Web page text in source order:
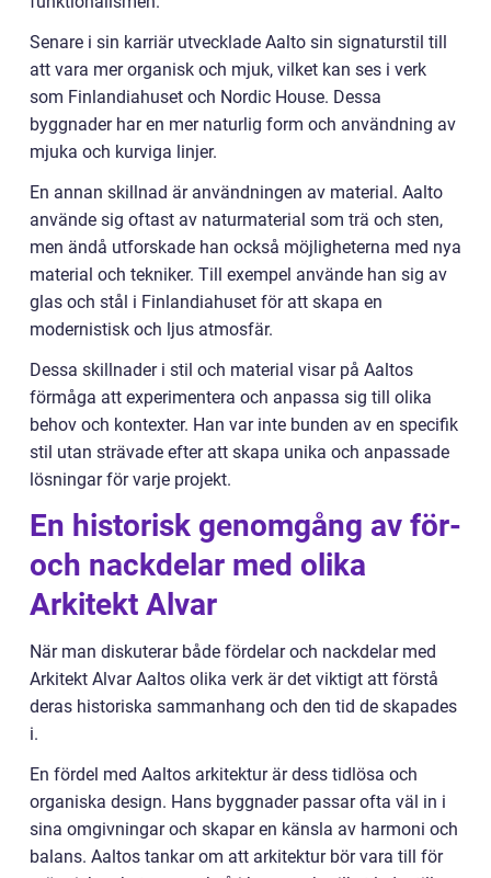
Senare i sin karriär utvecklade Aalto sin signaturstil till
att vara mer organisk och mjuk, vilket kan ses i verk
som Finlandiahuset och Nordic House. Dessa
byggnader har en mer naturlig form och användning av
mjuka och kurviga linjer.
En annan skillnad är användningen av material. Aalto
använde sig oftast av naturmaterial som trä och sten,
men ändå utforskade han också möjligheterna med nya
material och tekniker. Till exempel använde han sig av
glas och stål i Finlandiahuset för att skapa en
modernistisk och ljus atmosfär.
Dessa skillnader i stil och material visar på Aaltos
förmåga att experimentera och anpassa sig till olika
behov och kontexter. Han var inte bunden av en specifik
stil utan strävade efter att skapa unika och anpassade
lösningar för varje projekt.
En historisk genomgång av för-
och nackdelar med olika
Arkitekt Alvar
När man diskuterar både fördelar och nackdelar med
Arkitekt Alvar Aaltos olika verk är det viktigt att förstå
deras historiska sammanhang och den tid de skapades
i.
En fördel med Aaltos arkitektur är dess tidlösa och
organiska design. Hans byggnader passar ofta väl in i
sina omgivningar och skapar en känsla av harmoni och
balans. Aaltos tankar om att arkitektur bör vara till för